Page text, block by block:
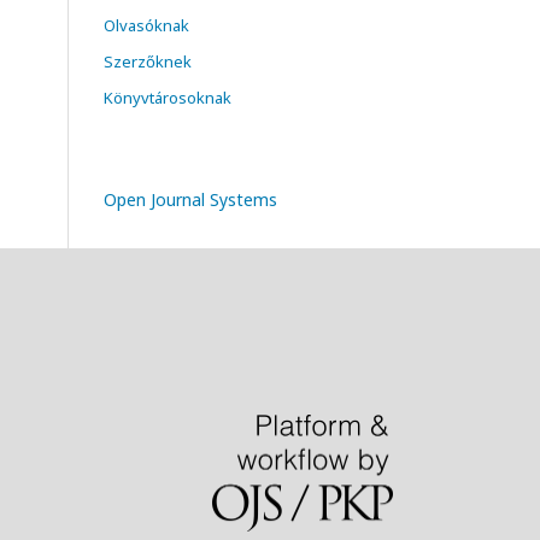
Olvasóknak
Szerzőknek
Könyvtárosoknak
Open Journal Systems